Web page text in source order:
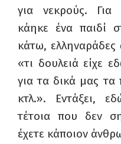
για νεκρούς. Για
κάηκε ένα παιδί
κάτω,
«τι δουλειά είχε
για τα δικά μας τα
κτλ.». Εντάξει,
τέτοια που δεν
έχετε κάποιον